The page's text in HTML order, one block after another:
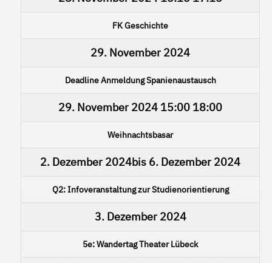
FK Geschichte
29. November 2024
Deadline Anmeldung Spanienaustausch
29. November 2024 15:00 18:00
Weihnachtsbasar
2. Dezember 2024bis 6. Dezember 2024
Q2: Infoveranstaltung zur Studienorientierung
3. Dezember 2024
5e: Wandertag Theater Lübeck